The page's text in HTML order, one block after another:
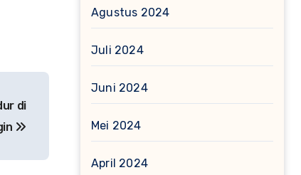
di
Agustus 2024
Juli 2024
Juni 2024
Mei 2024
April 2024